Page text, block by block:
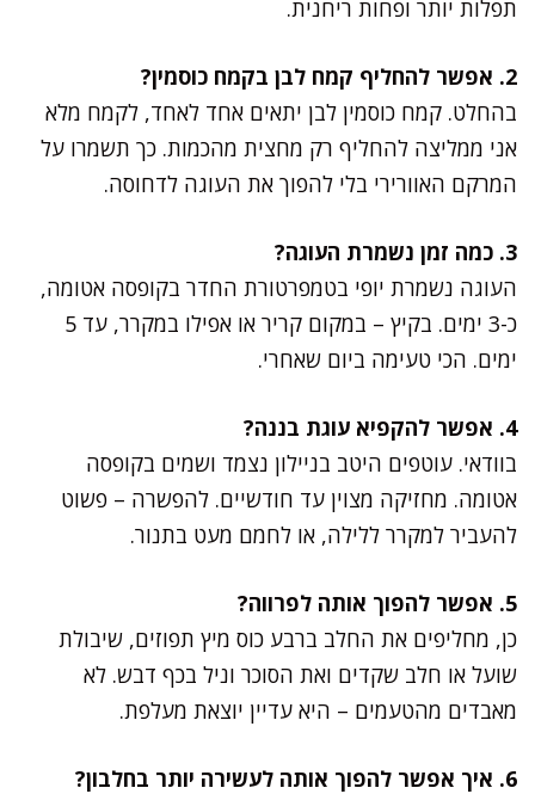
תפלות יותר ופחות ריחנית.
2. אפשר להחליף קמח לבן בקמח כוסמין?
בהחלט. קמח כוסמין לבן יתאים אחד לאחד, לקמח מלא
אני ממליצה להחליף רק מחצית מהכמות. כך תשמרו על
המרקם האוורירי בלי להפוך את העוגה לדחוסה.
3. כמה זמן נשמרת העוגה?
העוגה נשמרת יופי בטמפרטורת החדר בקופסה אטומה,
כ-3 ימים. בקיץ – במקום קריר או אפילו במקרר, עד 5
ימים. הכי טעימה ביום שאחרי.
4. אפשר להקפיא עוגת בננה?
בוודאי. עוטפים היטב בניילון נצמד ושמים בקופסה
אטומה. מחזיקה מצוין עד חודשיים. להפשרה – פשוט
להעביר למקרר ללילה, או לחמם מעט בתנור.
5. אפשר להפוך אותה לפרווה?
כן, מחליפים את החלב ברבע כוס מיץ תפוזים, שיבולת
שועל או חלב שקדים ואת הסוכר וניל בכף דבש. לא
מאבדים מהטעמים – היא עדיין יוצאת מעלפת.
6. איך אפשר להפוך אותה לעשירה יותר בחלבון?